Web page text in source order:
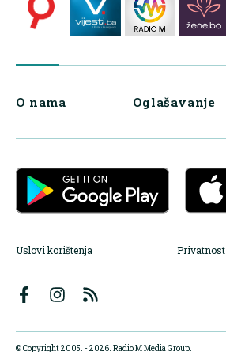
O nama Oglašavanje
Uslovi korištenja Privatnost
© Copyright 2005. - 2026. Radio M Media Group.